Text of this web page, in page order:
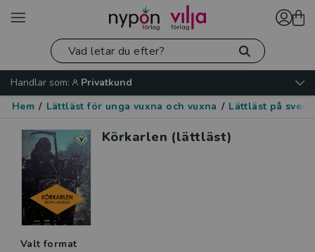
Handlar som:
Privatkund
Hem / Lättläst för unga vuxna och vuxna / Lättläst på
Körkarlen (lättläst)
Valt format